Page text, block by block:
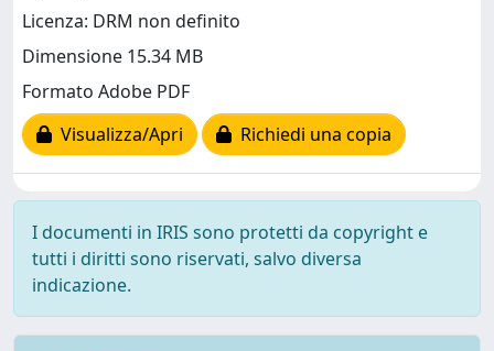
Licenza: DRM non definito
Dimensione 15.34 MB
Formato Adobe PDF
Visualizza/Apri
Richiedi una copia
I documenti in IRIS sono protetti da copyright e
tutti i diritti sono riservati, salvo diversa
indicazione.